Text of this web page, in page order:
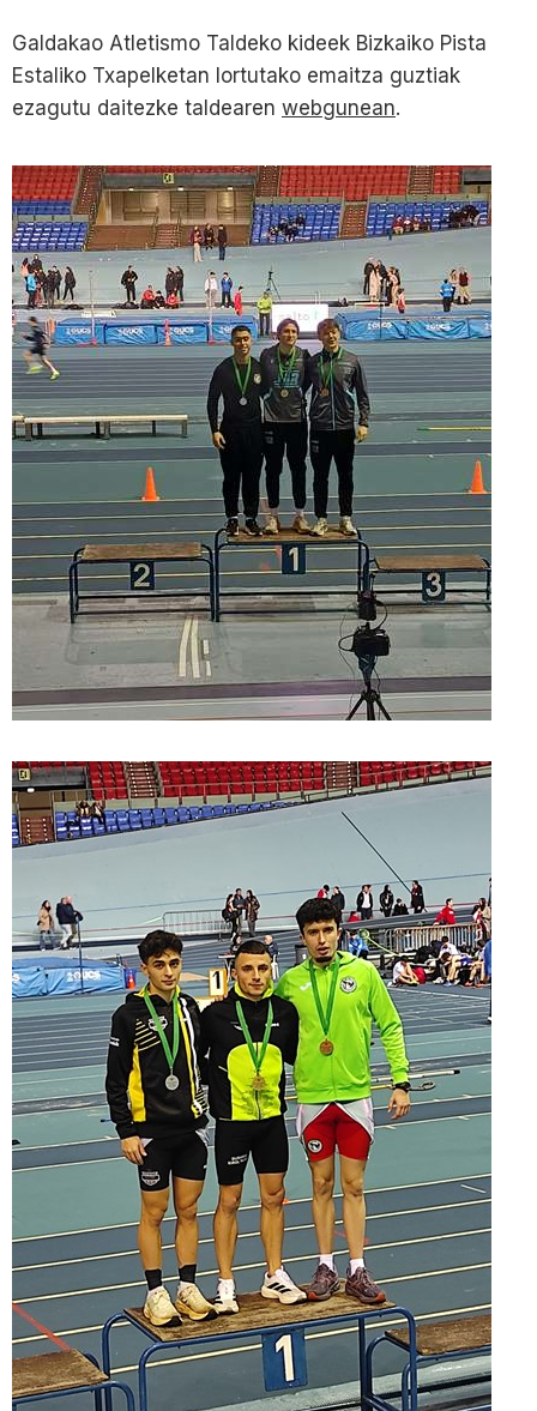
Galdakao Atletismo Taldeko kideek Bizkaiko Pista
Estaliko Txapelketan lortutako emaitza guztiak
ezagutu daitezke taldearen webgunean.